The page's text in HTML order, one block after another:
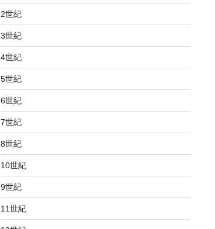
2世紀
3世紀
4世紀
5世紀
6世紀
7世紀
8世紀
10世紀
9世紀
11世紀